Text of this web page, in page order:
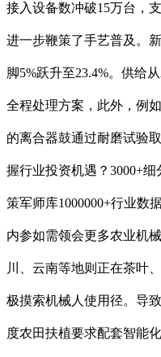
接入设备数冲破15万台，
进一步鞭策了手艺普及。
脚5%跃升至23.4%。供给
全程处理方案，此外，例
的离合器鼓通过耐磨试验
握行业投资机遇？3000+
策军师库1000000+行业数
内参如需领会更多农业机
川、云南等地则正在茶叶
极摸索机械人使用径。导
度农田扶植要求配套智能